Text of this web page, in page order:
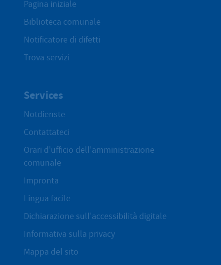
Pagina iniziale
Biblioteca comunale
Notificatore di difetti
Trova servizi
Services
Notdienste
Contattateci
Orari d'ufficio dell'amministrazione
comunale
Impronta
Lingua facile
Dichiarazione sull'accessibilità digitale
Informativa sulla privacy
Mappa del sito